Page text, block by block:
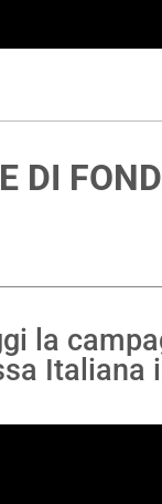
DI
la
Italiana